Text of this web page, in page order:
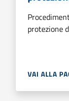
protezione
VAI ALLA